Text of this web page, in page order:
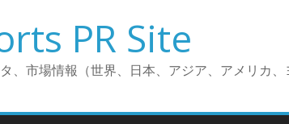
PR Site
、市場情報（世界、日本、アジア、アメリカ、